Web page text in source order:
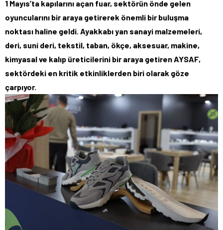
1 Mayıs’ta kapılarını açan fuar, sektörün önde gelen
oyuncularını bir araya getirerek önemli bir buluşma
noktası haline geldi. Ayakkabı yan sanayi malzemeleri,
deri, suni deri, tekstil, taban, ökçe, aksesuar, makine,
kimyasal ve kalıp üreticilerini bir araya getiren AYSAF,
sektördeki en kritik etkinliklerden biri olarak göze
çarpıyor.